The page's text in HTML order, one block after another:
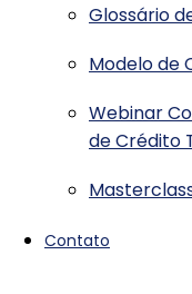
Glossário
Modelo de
Webinar
de Crédito
Contato